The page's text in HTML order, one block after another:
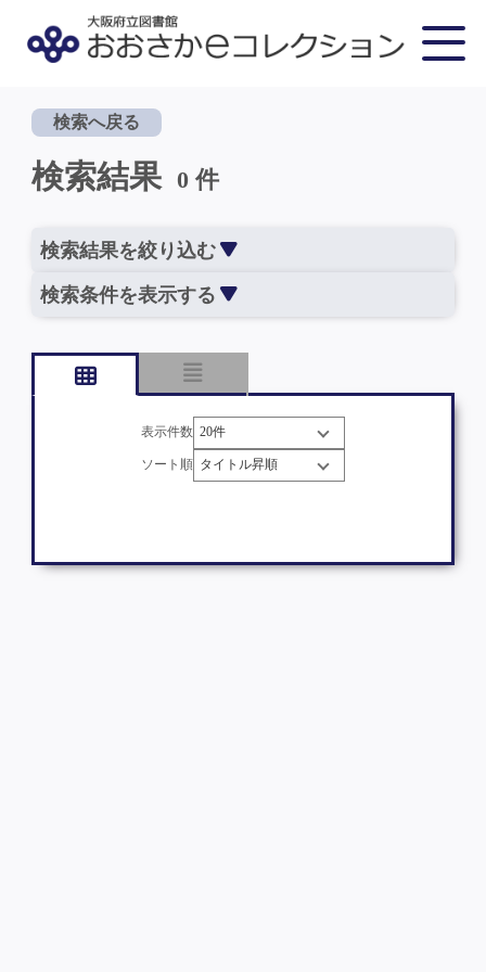
検索へ戻る
検索結果 0 件
検索結果を絞り込む
検索条件を表示する
表示件数
ソート順